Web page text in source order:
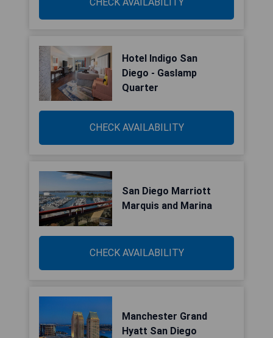
Hotel Indigo San
Diego - Gaslamp
Quarter
CHECK AVAILABILITY
San Diego Marriott
Marquis and Marina
CHECK AVAILABILITY
Manchester Grand
Hyatt San Diego